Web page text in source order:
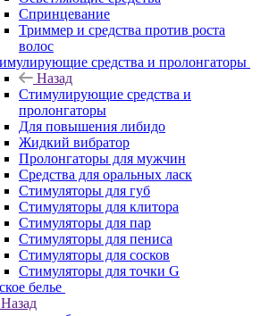
Спринцевание
Триммер и средства против роста
волос
средства и пролонгаторы
Назад
Стимулирующие средства и
пролонгаторы
Для повышения либидо
Жидкий вибратор
Пролонгаторы для мужчин
Средства для оральных ласк
Стимуляторы для губ
Стимуляторы для клитора
Стимуляторы для пар
Стимуляторы для пениса
Стимуляторы для сосков
Стимуляторы для точки G
белье
Назад